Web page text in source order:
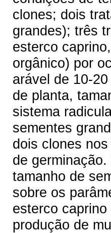
clones; dois
grandes); três
esterco
orgânico) por
arável de 10-
de planta,
sistema
sementes
dois clones
de
tamanho de
sobre os
esterco
produção de